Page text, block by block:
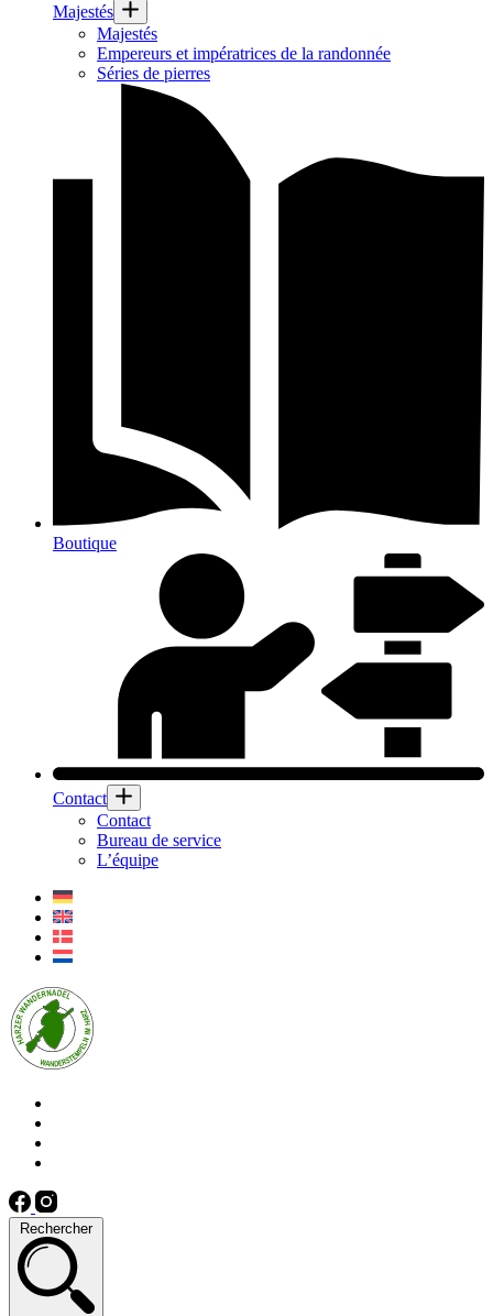
Majestés
Majestés
Empereurs et impératrices de la randonnée
Séries de pierres
Boutique
Contact
Contact
Bureau de service
L’équipe
Rechercher